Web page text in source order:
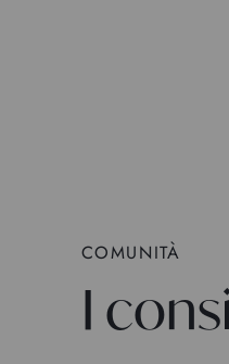
COMUNITÀ
I